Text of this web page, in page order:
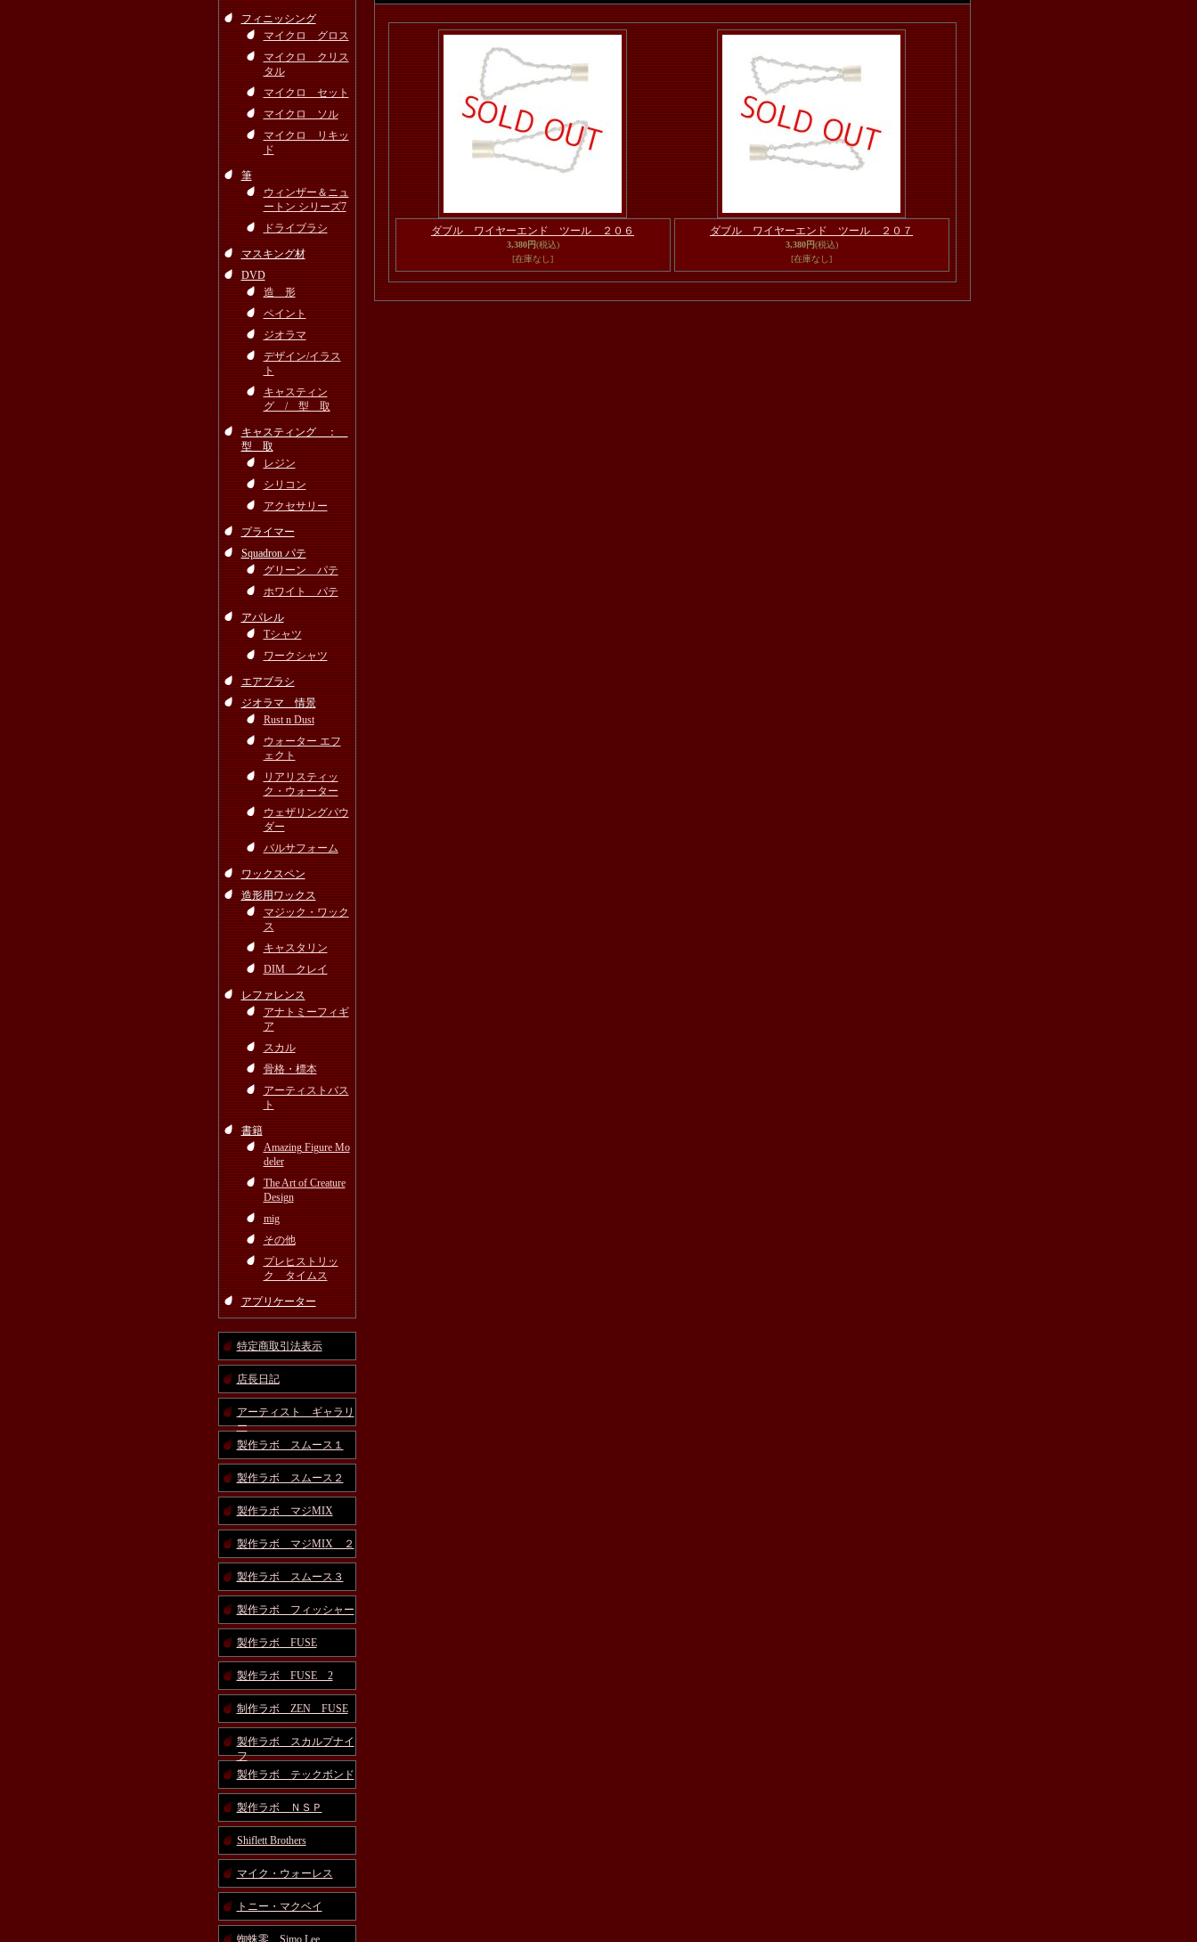
フィニッシング
マイクロ グロス
マイクロ クリス
タル
マイクロ セット
マイクロ ソル
マイクロ リキッ
ド
筆
ウィンザー＆ニュ
ートン シリーズ7
ドライブラシ
マスキング材
DVD
造 形
ペイント
ジオラマ
デザイン/イラス
ト
キャスティン
グ / 型 取
キャスティング ：
型 取
レジン
シリコン
アクセサリー
プライマー
Squadron パテ
グリーン パテ
ホワイト パテ
アパレル
Tシャツ
ワークシャツ
エアブラシ
ジオラマ 情景
Rust n Dust
ウォーター エフ
ェクト
リアリスティッ
ク・ウォーター
ウェザリングパウ
ダー
バルサフォーム
ワックスペン
造形用ワックス
マジック・ワック
ス
キャスタリン
DIM クレイ
レファレンス
アナトミーフィギ
ア
スカル
骨格・標本
アーティストバス
ト
書籍
Amazing Figure Mo
deler
The Art of Creature
Design
mig
その他
プレヒストリッ
ク タイムス
アプリケーター
特定商取引法表示
店長日記
アーティスト ギャラリ
ー
製作ラボ スムース１
製作ラボ スムース２
製作ラボ マジMIX
製作ラボ マジMIX ２
製作ラボ スムース３
製作ラボ フィッシャー
製作ラボ FUSE
製作ラボ FUSE 2
制作ラボ ZEN FUSE
製作ラボ スカルプナイ
フ
製作ラボ テックボンド
製作ラボ ＮＳＰ
Shiflett Brothers
マイク・ウォーレス
トニー・マクベイ
蜘蛛零 Simo Lee
ダブル ワイヤーエンド ツール ２０６
3,380円(税込)
[在庫なし]
ダブル ワイヤーエンド ツール ２０７
3,380円(税込)
[在庫なし]